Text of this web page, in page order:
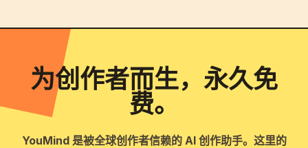
为创作者而生，永久免
费。
YouMind 是被全球创作者信赖的 AI 创作助手。这里的